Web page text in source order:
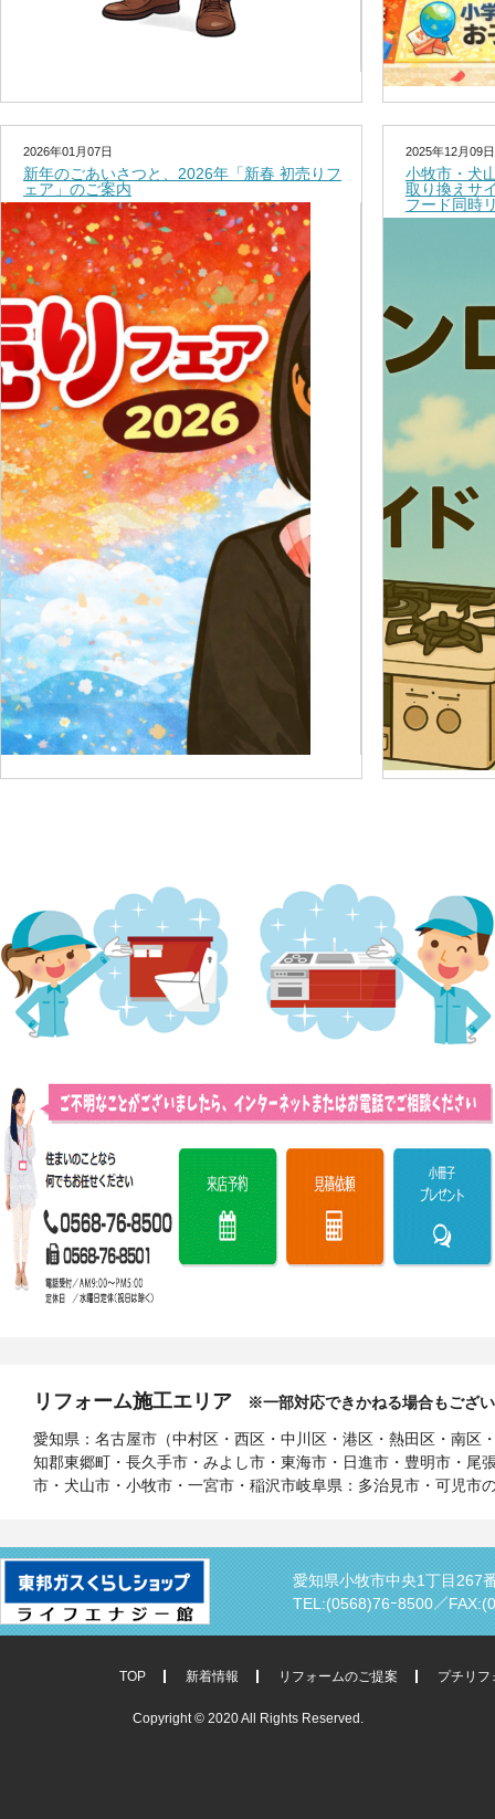
2026年01月07日
新年のごあいさつと、2026年「新春 初売りフ
ェア」のご案内
2025年12月09日
小牧市・犬
取り換えサ
フード同時
リフォーム施工エリア ※一部対応できかねる場合もござ
愛知県：名古屋市（中村区・西区・中川区・港区・熱田区・南
知郡東郷町・長久手市・みよし市・東海市・日進市・豊明市・
市・犬山市・小牧市・一宮市・稲沢市岐阜県：多治見市・可児市
愛知県小牧市中央1丁目267
TEL:(0568)76ｰ8500／
TOP 新着情報 リフォームのご提案 プチリフ
Copyright © 2020 All Rights Reserved.